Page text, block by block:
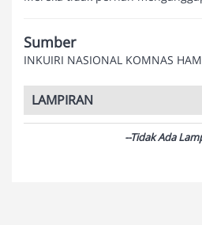
Sumber
INKUIRI NASIONAL KOMNAS
LAMPIRAN
--Tidak Ada